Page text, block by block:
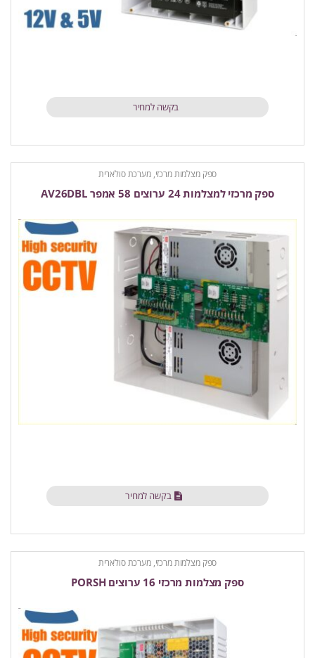
בקשה למחיר
ספק מצלמות מרכזי, מערכת סולארית
ספק מרכזי למצלמות 24 ערוצים 58 אמפר AV26DBL
בקשה למחיר
ספק מצלמות מרכזי, מערכת סולארית
ספק מצלמות מרכזי 16 ערוצים PORSH